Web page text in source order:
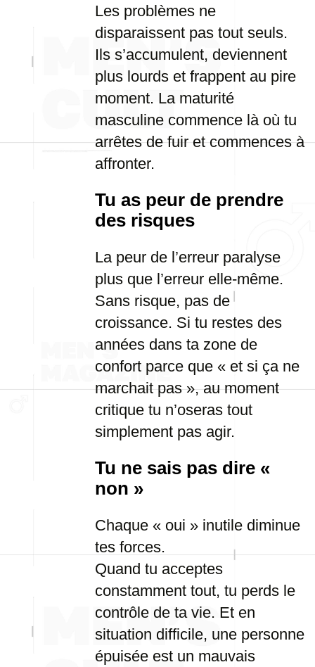
Les problèmes ne
disparaissent pas tout seuls.
Ils s’accumulent, deviennent
plus lourds et frappent au pire
moment. La maturité
masculine commence là où tu
arrêtes de fuir et commences à
affronter.
Tu as peur de prendre
des risques
La peur de l’erreur paralyse
plus que l’erreur elle-même.
Sans risque, pas de
croissance. Si tu restes des
années dans ta zone de
confort parce que « et si ça ne
marchait pas », au moment
critique tu n’oseras tout
simplement pas agir.
Tu ne sais pas dire «
non »
Chaque « oui » inutile diminue
tes forces.
Quand tu acceptes
constamment tout, tu perds le
contrôle de ta vie. Et en
situation difficile, une personne
épuisée est un mauvais